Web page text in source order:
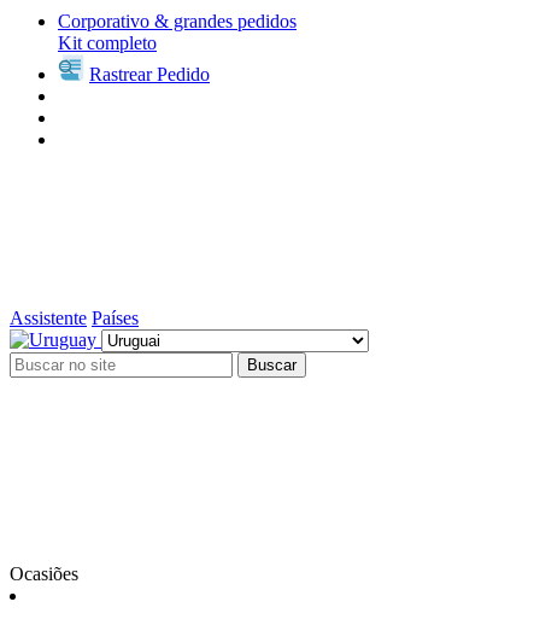
Corporativo & grandes pedidos
Kit completo
Rastrear Pedido
Assistente Países
Buscar
Ocasiões